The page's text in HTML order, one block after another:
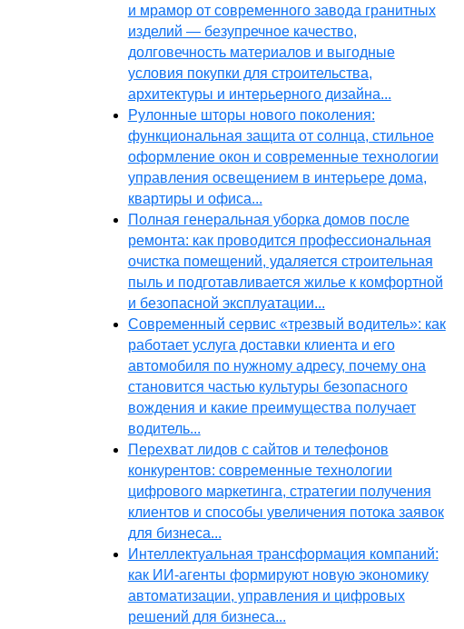
и мрамор от современного завода гранитных
изделий — безупречное качество,
долговечность материалов и выгодные
условия покупки для строительства,
архитектуры и интерьерного дизайна...
Рулонные шторы нового поколения:
функциональная защита от солнца, стильное
оформление окон и современные технологии
управления освещением в интерьере дома,
квартиры и офиса...
Полная генеральная уборка домов после
ремонта: как проводится профессиональная
очистка помещений, удаляется строительная
пыль и подготавливается жилье к комфортной
и безопасной эксплуатации...
Современный сервис «трезвый водитель»: как
работает услуга доставки клиента и его
автомобиля по нужному адресу, почему она
становится частью культуры безопасного
вождения и какие преимущества получает
водитель...
Перехват лидов с сайтов и телефонов
конкурентов: современные технологии
цифрового маркетинга, стратегии получения
клиентов и способы увеличения потока заявок
для бизнеса...
Интеллектуальная трансформация компаний:
как ИИ-агенты формируют новую экономику
автоматизации, управления и цифровых
решений для бизнеса...